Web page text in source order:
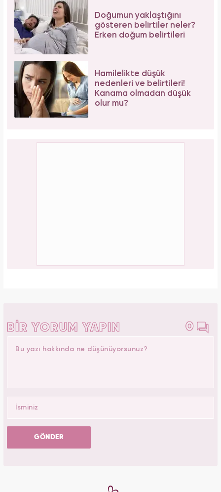
Doğumun yaklaştığını
gösteren belirtiler neler?
Erken doğum belirtileri
Hamilelikte düşük
nedenleri ve belirtileri!
Kanama olmadan düşük
olur mu?
BİR YORUM YAPIN 0
GÖNDER